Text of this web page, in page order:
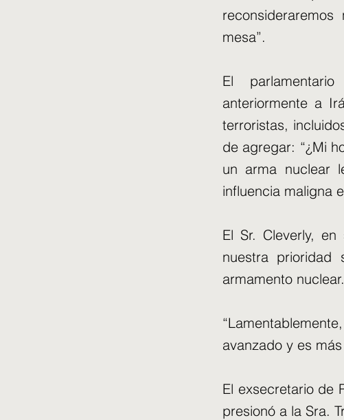
mesa”.
El
anteriormente a
terroristas,
de agregar: “¿Mi
un arma nuclear
influencia maligna
El Sr. Cleverly,
nuestra prioridad
armamento nuclear.
avanzado y es
El exsecretario de
presionó a la Sra.